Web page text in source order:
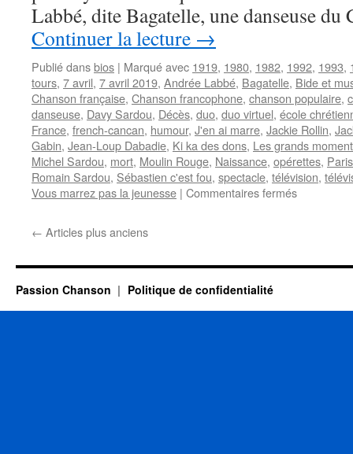
(vidéo)
Labbé, dite Bagatelle, une danseuse
Continuer la lecture →
Publié dansbios | Marqué avec 1919, 1980, 1982, 1992, 1993,
tours, 7 avril, 7 avril 2019, Andrée Labbé, Bagatelle, Bide et
Chanson française, Chanson francophone, chanson populaire,
danseuse, Davy Sardou, Décès, duo, duo virtuel, école
France, french-cancan, humour, J'en ai marre, Jackie Rollin,
Gabin, Jean-Loup Dabadie, Ki ka des dons, Les grands
Michel Sardou, mort, Moulin Rouge, Naissance, opérettes, Paris
Romain Sardou, Sébastien c'est fou, spectacle, télévision,
Vous marrez pas la jeunesse | Commentaires ferméssur
← Articles plus anciens
Passion Chanson Politique de confidentialité